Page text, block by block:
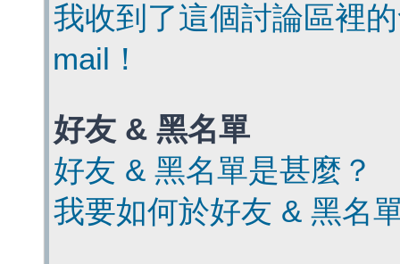
我收到了這個討論區裡
mail！
好友 & 黑名單
好友 & 黑名單是甚麼？
我要如何於好友 & 黑名